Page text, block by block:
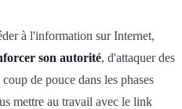
à l'information sur Internet,
son autorité, d'attaquer des
de pouce dans les phases
mettre au travail avec le link